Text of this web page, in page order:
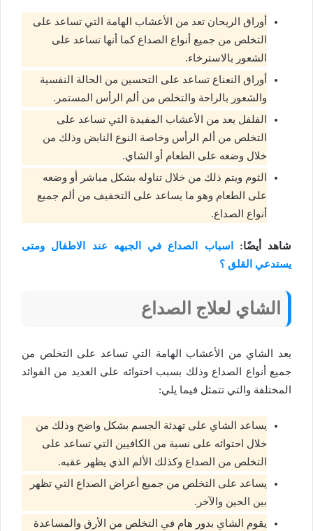
أوراق الريحان تعد من الأعشاب الهامة التي تساعد على
التخلص من جميع أنواع الصداع كما أنها تساعد على
الشعور بالاسترخاء.
أوراق النعناع تساعد على التحسين من الحالة النفسية
والشعور بالراحة والتخلص من ألم الرأس المستمر.
الفلفل يعد من الأعشاب المفيدة التي تساعد على
التخلص من ألم الرأس وخاصة النوع النابض وذلك من
خلال وضعه على الطعام أو الشاي.
الثوم ويتم ذلك من خلال تناوله بشكل مباشر أو وضعه
على الطعام وهو ما يساعد على التخفيف من ألم جميع
أنواع الصداع.
شاهد أيضًا:
اسباب الصداع في الجبهه عند الاطفال ومتى
يستدعي القلق ؟
الشاي لعلاج الصداع
يعد الشاي من الأعشاب الهامة التي تساعد على التخلص من
جميع أنواع الصداع وذلك بسبب احتوائه على العديد من الفوائد
المختلفة والتي تتمثل فيما يلي:
يساعد الشاي على تهدئة الجسم بشكل واضح وذلك من
خلال احتوائه على نسبة من الكافيين التي تساعد على
التخلص من الصداع وكذلك الألم الذي يظهر عقبه.
يساعد على التخلص من جميع أعراض الصداع التي تظهر
بين الحين والآخر.
يقوم الشاي بدور هام في التخلص من الأرق والمساعدة